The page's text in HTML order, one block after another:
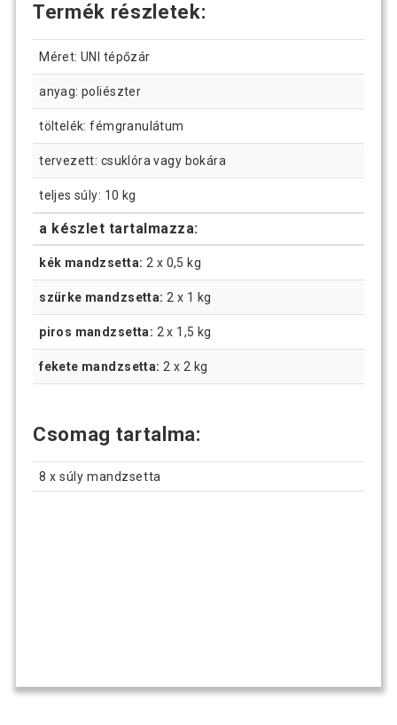
Termék részletek:
Méret: UNI tépőzár
anyag: poliészter
töltelék: fémgranulátum
tervezett: csuklóra vagy bokára
teljes súly: 10 kg
a készlet tartalmazza:
kék mandzsetta: 2 x 0,5 kg
szürke mandzsetta: 2 x 1 kg
piros mandzsetta: 2 x 1,5 kg
fekete mandzsetta: 2 x 2 kg
Csomag tartalma:
8 x súly mandzsetta